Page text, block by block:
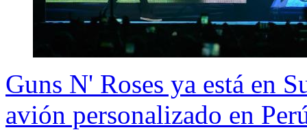
Guns N' Roses ya está en
avión personalizado en